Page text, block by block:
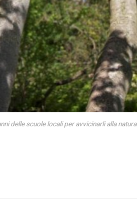
delle scuole locali per avvicinarli alla natura